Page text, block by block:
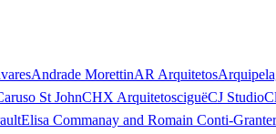
Andrade MorettinAR Arquitetos
St JohnCHX ArquitetosciguëCJ Studio
Elisa Commanay and Romain Conti-